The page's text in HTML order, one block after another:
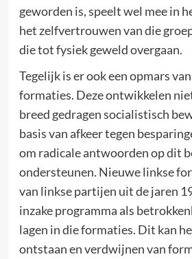
geworden is, speelt wel mee in
het zelfvertrouwen van die
die tot fysiek geweld overgaan.
Tegelijk is er ook een opmars
formaties. Deze ontwikkelen
breed gedragen socialistisch
basis van afkeer tegen
om radicale antwoorden op dit
ondersteunen. Nieuwe linkse
van linkse partijen uit de jaren
inzake programma als
lagen in die formaties. Dit kan
ontstaan en verdwijnen van